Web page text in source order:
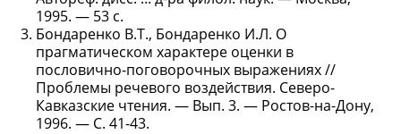
1995. — 53 с.
Бондаренко В.Т., Бондаренко И.Л. О
прагматическом характере оценки в
пословично-поговорочных выражениях //
Проблемы речевого воздействия. Северо-
Кавказские чтения. — Вып. 3. — Ростов-на-Дону,
1996. — С. 41-43.